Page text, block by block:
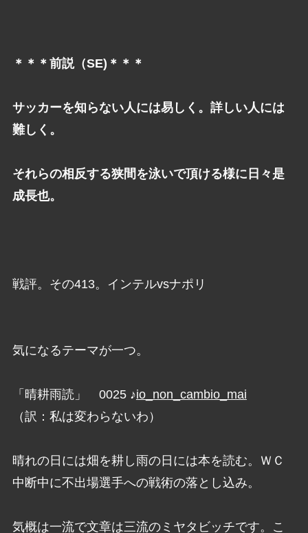
＊＊＊前説（SE)＊＊＊
サッカーを知らない人には易しく。詳しい人には
難しく。
それらの相反する狭間を泳いで頂ける様に日々是
成長也。
戦評。その413。インテルvsナポリ
気になるテーマが一つ。
「晴耕雨読」 0025 ♪io_non_cambio_mai
（訳：私は変わらないわ）
晴れの日には畑を耕し雨の日には本を読む。ＷＣ
中断中に不出場選手への戦術の落とし込み。
気概は一流で文章は三流のミヤタビッチです。こ